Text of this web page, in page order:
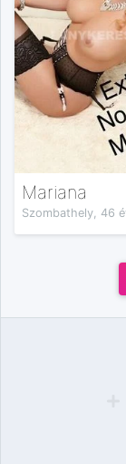
Mariana
Szombathely, 46